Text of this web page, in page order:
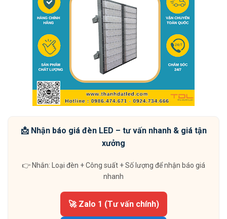
📩 Nhận báo giá đèn LED – tư vấn nhanh & giá tận
xưởng
👉 Nhắn: Loại đèn + Công suất + Số lượng để nhận báo giá
nhanh
🚀 Zalo 1 (Tư vấn chính)